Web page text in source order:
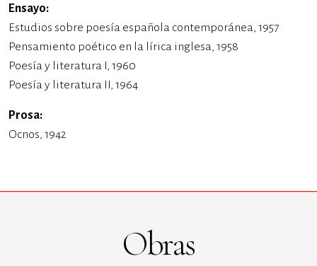
Ensayo:
Estudios sobre poesía española contemporánea, 1957
Pensamiento poético en la lírica inglesa, 1958
Poesía y literatura I, 1960
Poesía y literatura II, 1964
Prosa:
Ocnos, 1942
Obras